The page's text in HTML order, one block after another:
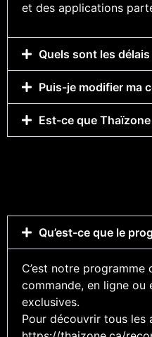
et des applications
Quels sont les
Puis-je modifier ma
Est-ce que
Qu’est-ce que le
C’est notre
commande, en ligne ou
exclusives.
Pour découvrir tous les